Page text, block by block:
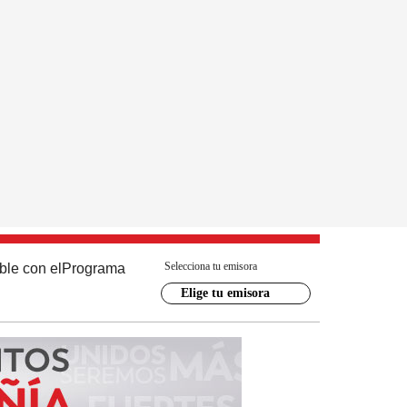
con el Programa Selecciona tu emisora
Elige tu emisora